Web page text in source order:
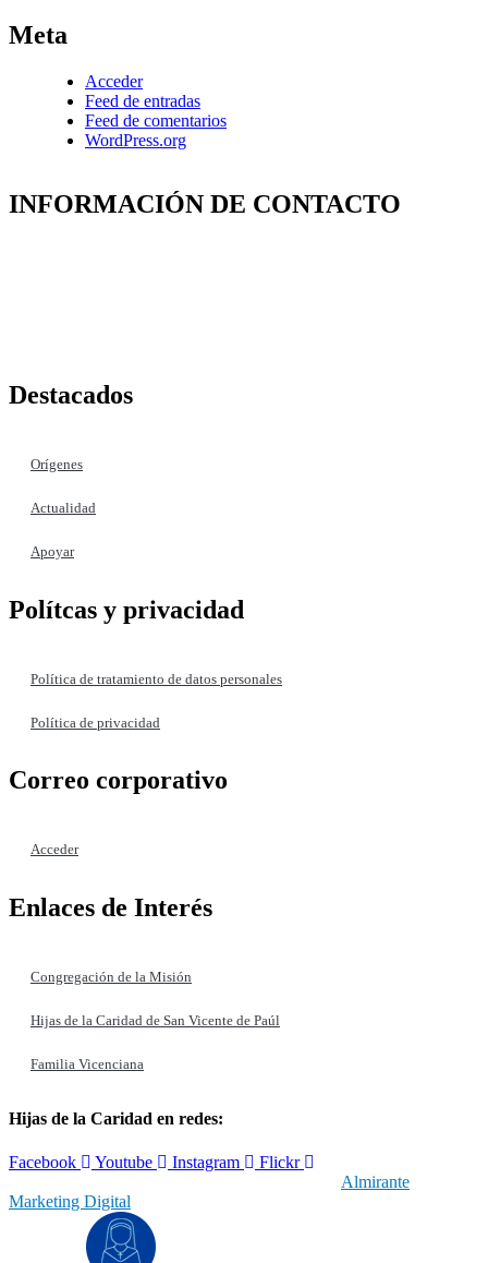
Meta
Acceder
Feed de entradas
Feed de comentarios
WordPress.org
INFORMACIÓN DE CONTACTO
Destacados
Orígenes
Actualidad
Apoyar
Polítcas y privacidad
Política de tratamiento de datos personales
Política de privacidad
Correo corporativo
Acceder
Enlaces de Interés
Congregación de la Misión
Hijas de la Caridad de San Vicente de Paúl
Familia Vicenciana
Hijas de la Caridad en redes:
Facebook Youtube Instagram
Flickr
Almirante
Marketing Digital